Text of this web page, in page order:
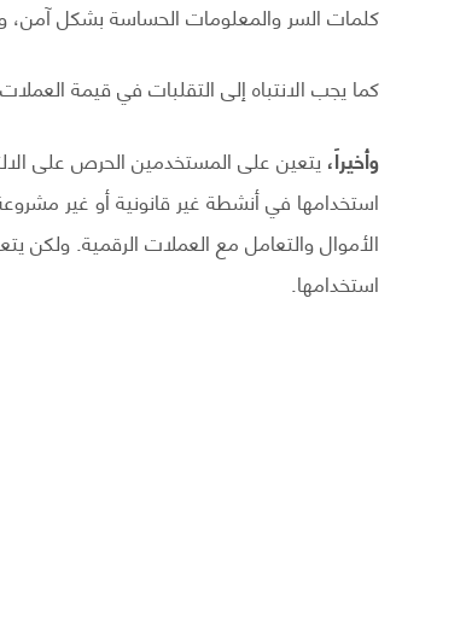
كلمات السر والمعلومات الحساسة بشكل آمن،
كما يجب الانتباه إلى التقلبات في قيمة
وأخيراً، يتعين على المستخدمين الحرص على
استخدامها في أنشطة غير قانونية أو غير
الأموال والتعامل مع العملات الرقمية. ولكن
استخدامها.